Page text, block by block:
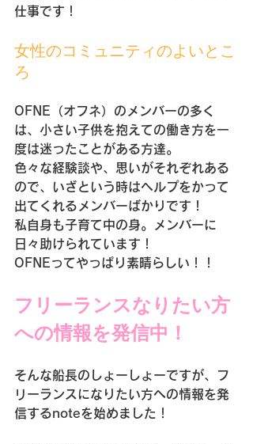
仕事です！
女性のコミュニティのよいとこ
ろ
OFNE（オフネ）のメンバーの多く
は、小さい子供を抱えての働き方を一
度は迷ったことがある方達。
色々な経験談や、思いがそれぞれある
ので、いざという時はヘルプをかって
出てくれるメンバーばかりです！
私自身も子育て中の身。メンバーに
日々助けられています！
OFNEってやっぱり素晴らしい！！
フリーランスなりたい方
への情報を発信中！
そんな船長のしょーしょーですが、フ
リーランスになりたい方への情報を発
信するnoteを始めました！